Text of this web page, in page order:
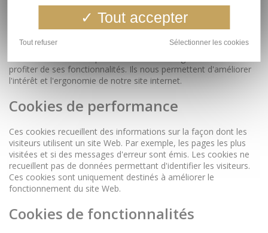
Les cookies strictement
nécessaires
profiter de ses fonctionnalités. Ils nous permettent d'améliorer
l'intérêt et l'ergonomie de notre site internet.
Cookies de performance
Ces cookies recueillent des informations sur la façon dont les
visiteurs utilisent un site Web. Par exemple, les pages les plus
visitées et si des messages d'erreur sont émis. Les cookies ne
recueillent pas de données permettant d'identifier les visiteurs.
Ces cookies sont uniquement destinés à améliorer le
fonctionnement du site Web.
Cookies de fonctionnalités
Tout accepter
Tout refuser Sélectionner les cookies